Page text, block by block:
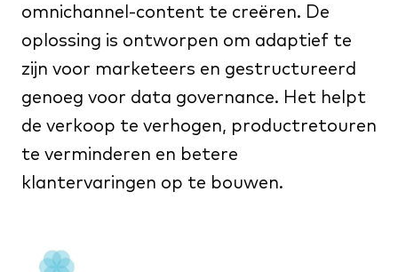
omnichannel-content te creëren. De
oplossing is ontworpen om adaptief te
zijn voor marketeers en gestructureerd
genoeg voor data governance. Het helpt
de verkoop te verhogen, productretouren
te verminderen en betere
klantervaringen op te bouwen.